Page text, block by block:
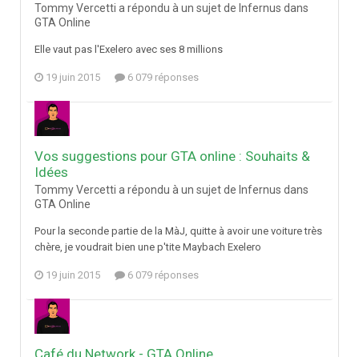
Tommy Vercetti a répondu à un sujet de Infernus dans
GTA Online
Elle vaut pas l'Exelero avec ses 8 millions
19 juin 2015 6 079 réponses
Vos suggestions pour GTA online : Souhaits &
Idées
Tommy Vercetti a répondu à un sujet de Infernus dans
GTA Online
Pour la seconde partie de la MàJ, quitte à avoir une voiture très
chère, je voudrait bien une p'tite Maybach Exelero
19 juin 2015 6 079 réponses